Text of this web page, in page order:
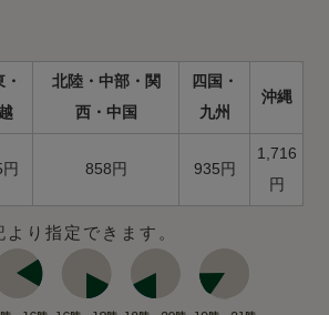
・
北陸・中部・関
西・中国
四国・
九州
沖縄
858円 935円
1,716
円
り指定できます。